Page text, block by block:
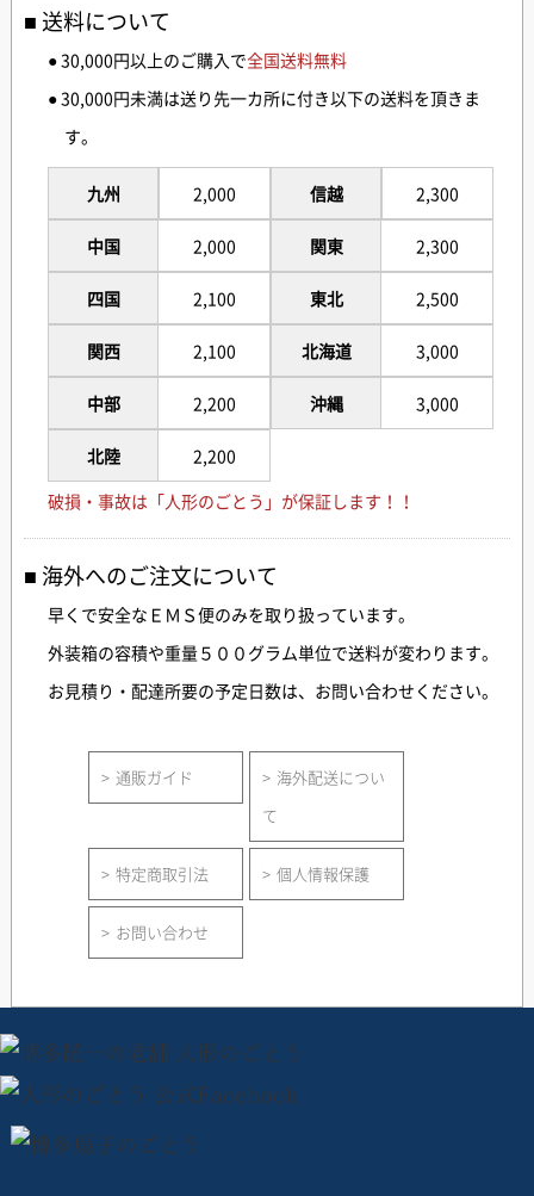
送料について
● 30,000円以上のご購入で全国送料無料
● 30,000円未満は送り先一カ所に付き以下の送料を頂きま
す。
九州
中国
四国
関西
中部
北陸
2,000
2,000
2,100
2,100
2,200
2,200
信越
関東
東北
北海道
沖縄
2,300
2,300
2,500
3,000
3,000
破損・事故は「人形のごとう」が保証します！！
海外へのご注文について
早くで安全なＥＭＳ便のみを取り扱っています。
外装箱の容積や重量５００グラム単位で送料が変わります。
お見積り・配達所要の予定日数は、お問い合わせください。
通販ガイド
海外配送につい
て
特定商取引法 個人情報保護
お問い合わせ